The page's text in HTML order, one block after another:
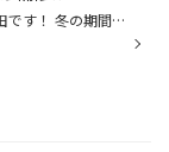
おはようございます！澤田です！ 冬の期間に破壊された駐車場 はい、破壊したのは僕です。 除雪中にひっかかって周りの舗装がボロボロに。。。 自分で壊したので自分で直します。。。 舗装の破片や砂利を取り除き アルファルト補修材投入ーーーー どうですか？なかなかのクオリティじゃないですか？...